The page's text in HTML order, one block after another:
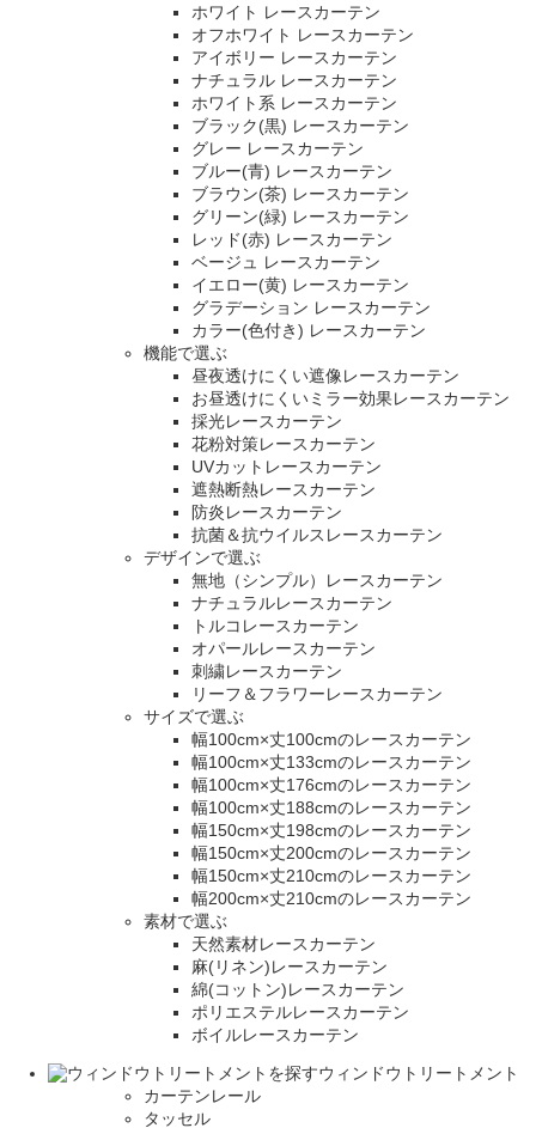
ホワイト レースカーテン
オフホワイト レースカーテン
アイボリー レースカーテン
ナチュラル レースカーテン
ホワイト系 レースカーテン
ブラック(黒) レースカーテン
グレー レースカーテン
ブルー(青) レースカーテン
ブラウン(茶) レースカーテン
グリーン(緑) レースカーテン
レッド(赤) レースカーテン
ベージュ レースカーテン
イエロー(黄) レースカーテン
グラデーション レースカーテン
カラー(色付き) レースカーテン
機能で選ぶ
昼夜透けにくい遮像レースカーテン
お昼透けにくいミラー効果レースカーテン
採光レースカーテン
花粉対策レースカーテン
UVカットレースカーテン
遮熱断熱レースカーテン
防炎レースカーテン
抗菌＆抗ウイルスレースカーテン
デザインで選ぶ
無地（シンプル）レースカーテン
ナチュラルレースカーテン
トルコレースカーテン
オパールレースカーテン
刺繍レースカーテン
リーフ＆フラワーレースカーテン
サイズで選ぶ
幅100cm×丈100cmのレースカーテン
幅100cm×丈133cmのレースカーテン
幅100cm×丈176cmのレースカーテン
幅100cm×丈188cmのレースカーテン
幅150cm×丈198cmのレースカーテン
幅150cm×丈200cmのレースカーテン
幅150cm×丈210cmのレースカーテン
幅200cm×丈210cmのレースカーテン
素材で選ぶ
天然素材レースカーテン
麻(リネン)レースカーテン
綿(コットン)レースカーテン
ポリエステルレースカーテン
ボイルレースカーテン
ウィンドウトリートメント
カーテンレール
タッセル